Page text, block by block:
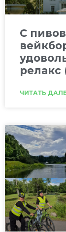
C
релакс
ЧИТАТЬ